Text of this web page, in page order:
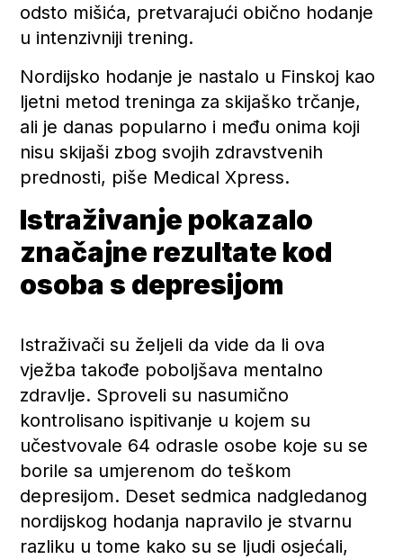
odsto mišića, pretvarajući obično hodanje
u intenzivniji trening.
Nordijsko hodanje je nastalo u Finskoj kao
ljetni metod treninga za skijaško trčanje,
ali je danas popularno i među onima koji
nisu skijaši zbog svojih zdravstvenih
prednosti, piše Medical Xpress.
Istraživanje pokazalo
značajne rezultate kod
osoba s depresijom
Istraživači su željeli da vide da li ova
vježba takođe poboljšava mentalno
zdravlje. Sproveli su nasumično
kontrolisano ispitivanje u kojem su
učestvovale 64 odrasle osobe koje su se
borile sa umjerenom do teškom
depresijom. Deset sedmica nadgledanog
nordijskog hodanja napravilo je stvarnu
razliku u tome kako su se ljudi osjećali,